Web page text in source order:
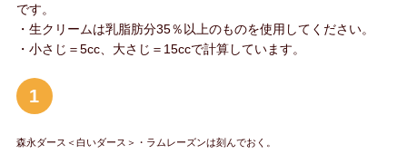
です。
・生クリームは乳脂肪分35％以上のものを使用してください。
・小さじ＝5cc、大さじ＝15ccで計算しています。
1
森永ダース＜白いダース＞・ラムレーズンは刻んでおく。